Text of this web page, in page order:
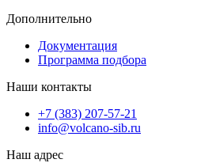
Дополнительно
Документация
Программа подбора
Наши контакты
+7 (383) 207-57-21
info@volcano-sib.ru
Наш адрес